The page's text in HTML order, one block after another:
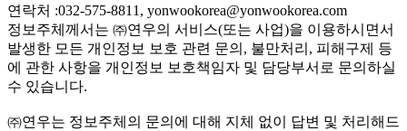
연락처 :032-575-8811, yonwookorea@yonwookorea.com
정보주체께서는 ㈜연우의 서비스(또는 사업)을 이용하시면서
발생한 모든 개인정보 보호 관련 문의, 불만처리, 피해구제 등
에 관한 사항을 개인정보 보호책임자 및 담당부서로 문의하실
수 있습니다.
㈜연우는 정보주체의 문의에 대해 지체 없이 답변 및 처리해드